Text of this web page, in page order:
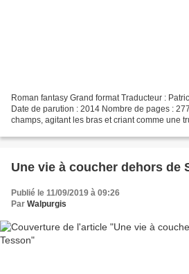
Roman fantasy Grand format Traducteur :
Date de parution : 2014 Nombre de pages :
champs, agitant les bras et criant comme une
Une vie à coucher dehors de
Publié le 11/09/2019 à 09:26
Par Walpurgis